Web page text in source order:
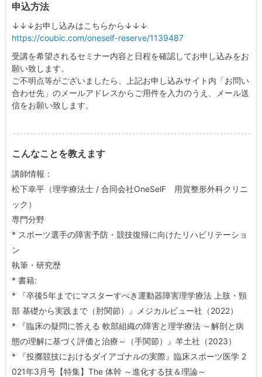
申込方法
↓↓↓お申し込みはこちらから↓↓↓
https://coubic.com/oneself-reserve/1139487
受講を希望されるセミナー内容と日程を確認してお申し込みをお
願い致します。
ご不明点等がございましたら、上記お申し込みサイト内「お問い
合わせ先」のメールアドレスからご用件を入力のうえ、メール送
信をお願い致します。
こんなことを教えます
講師情報：
松下幸平（理学療法士 / 合同会社OneSelF 用賀整形外科クリニ
ック）
専門分野
* スポーツ選手の障害予防・競技復帰に向けたリハビリテーショ
ン
執筆・研究歴
* 書籍:
* 『卒後5年までにマスターすべき運動器障害理学療法 上肢・頸
部 基礎から実践まで（肘関節）』メジカルビュー社（2022）
* 『臨床の疑問に答える 軟部組織の障害と理学療法 ～解剖と病
態の理解に基づく評価と治療～（手関節）』羊土社（2023）
* 『投擲競技におけるダイアゴナルの実際』臨床スポーツ医学 2
021年3月号【特集】The 体幹 ～進化する技＆理論～